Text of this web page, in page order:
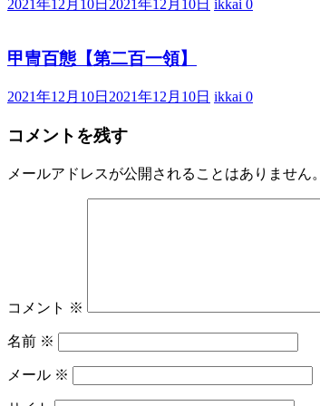
2021年12月10日 2021年12月10日 ikkai 0
甲冑百態【第二百一領】
2021年12月10日 2021年12月10日 ikkai 0
コメントを残す
メールアドレスが公開されることはありません。
コメント ※
名前 ※
メール ※